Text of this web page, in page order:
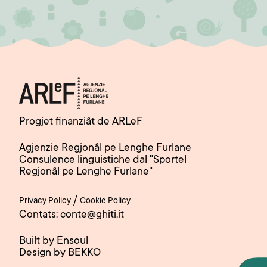
Progjet finanziât de ARLeF
Agjenzie Regjonâl pe Lenghe Furlane
Consulence linguistiche dal "Sportel
Regjonâl pe Lenghe Furlane"
Privacy Policy / Cookie Policy
Contats: conte@ghiti.it
Built by Ensoul
Design by BEKKO